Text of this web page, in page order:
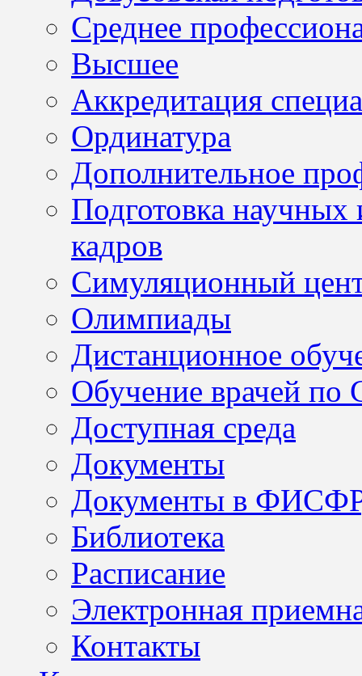
Среднее
Высшее
Аккредитация
Ординатура
Дополнительное
Подготовка научных
кадров
Симуляционный
Олимпиады
Дистанционное
Обучение врачей по
Доступная среда
Документы
Документы в
Библиотека
Расписание
Электронная
Контакты